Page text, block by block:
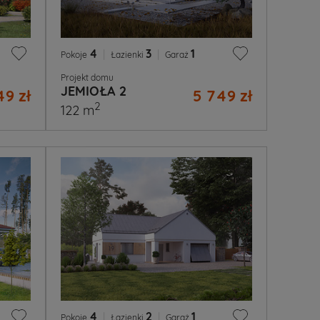
zł
Pokoje 4 Łazienki 3 Garaż 1
Projekt domu
JEMIOŁA 2 5 749 zł
122 m2
Pokoje 4 Łazienki 2 Garaż 1